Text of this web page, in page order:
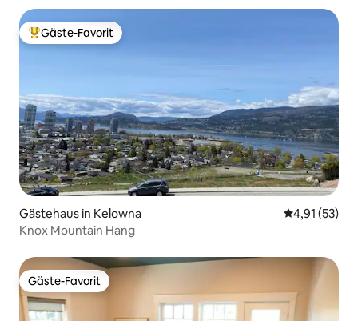
Beliebter Gäste-Favorit.
Gäste-Favorit
Gästehaus in Kelowna
4,91 (53)
Knox Mountain Hang
Gäste-Favorit
Gäste-Favorit